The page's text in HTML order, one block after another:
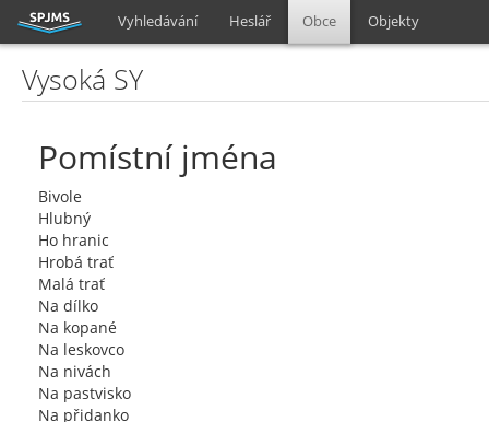
Vyhledávání Heslář Obce Objekty
Vysoká SY
Pomístní jména
Bivole
Hlubný
Ho hranic
Hrobá trať
Malá trať
Na dílko
Na kopané
Na leskovco
Na nivách
Na pastvisko
Na přidanko